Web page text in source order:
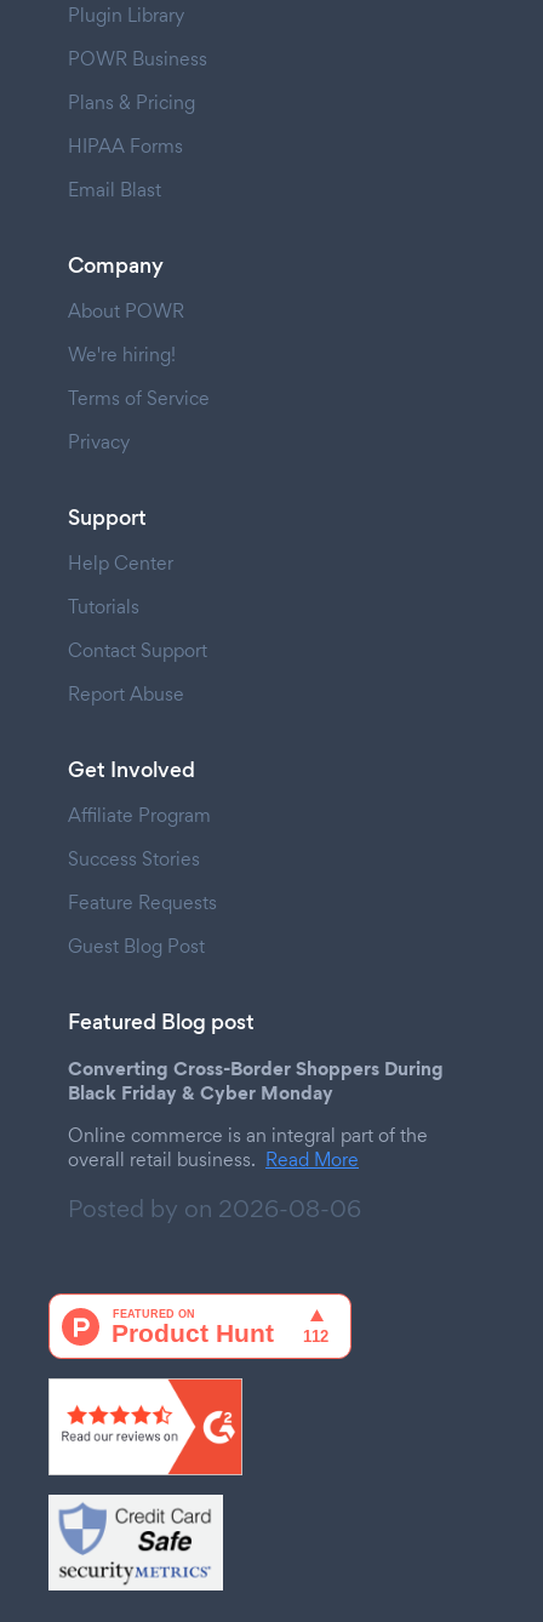
Plugin Library
POWR Business
Plans & Pricing
HIPAA Forms
Email Blast
Company
About POWR
We're hiring!
Terms of Service
Privacy
Support
Help Center
Tutorials
Contact Support
Report Abuse
Get Involved
Affiliate Program
Success Stories
Feature Requests
Guest Blog Post
Featured Blog post
Converting Cross-Border Shoppers During
Black Friday & Cyber Monday
Online commerce is an integral part of the
overall retail business. Read More
Posted by on 2026-08-06